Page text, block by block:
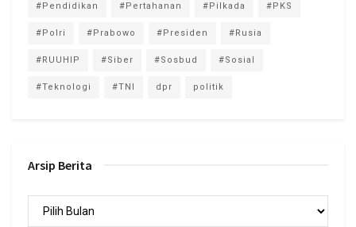
#Pendidikan #Pertahanan #Pilkada #PKS
#Polri #Prabowo #Presiden #Rusia
#RUUHIP #Siber #Sosbud #Sosial
#Teknologi #TNI dpr politik
Arsip Berita
Arsip